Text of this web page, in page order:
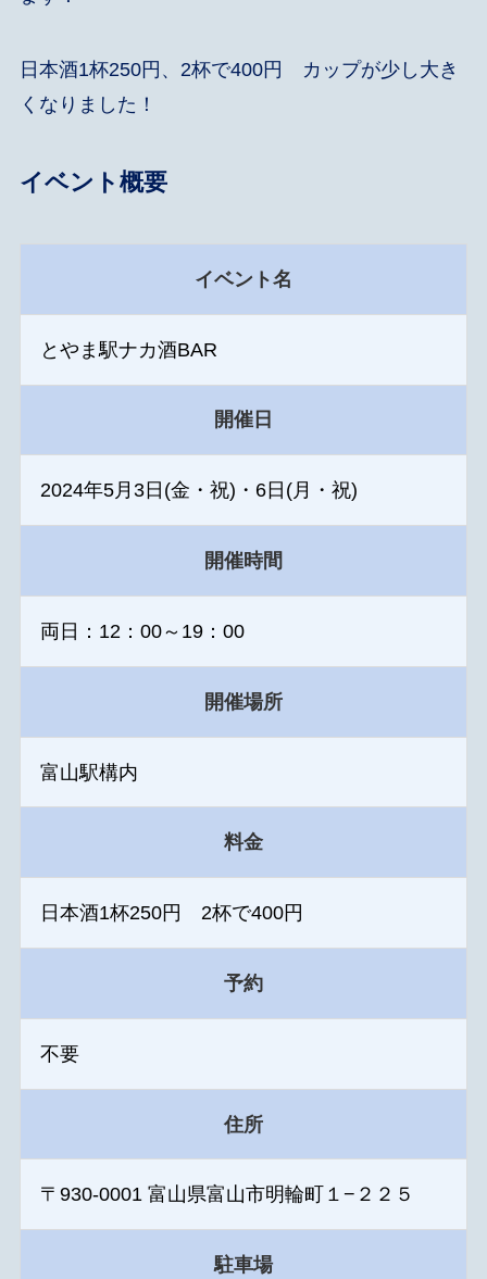
日本酒1杯250円、2杯で400円 カップが少し大き
くなりました！
イベント概要
イベント名
とやま駅ナカ酒BAR
開催日
2024年5月3日(金・祝)・6日(月・祝)
開催時間
両日：12：00～19：00
開催場所
富山駅構内
料金
日本酒1杯250円 2杯で400円
予約
不要
住所
〒930-0001 富山県富山市明輪町１−２２５
駐車場